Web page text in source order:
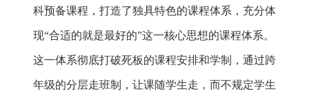
科预备课程，打造了独具特色的课程体系，充分体
现“合适的就是最好的”这一核心思想的课程体系。
这一体系彻底打破死板的课程安排和学制，通过跨
年级的分层走班制，让课随学生走，而不规定学生